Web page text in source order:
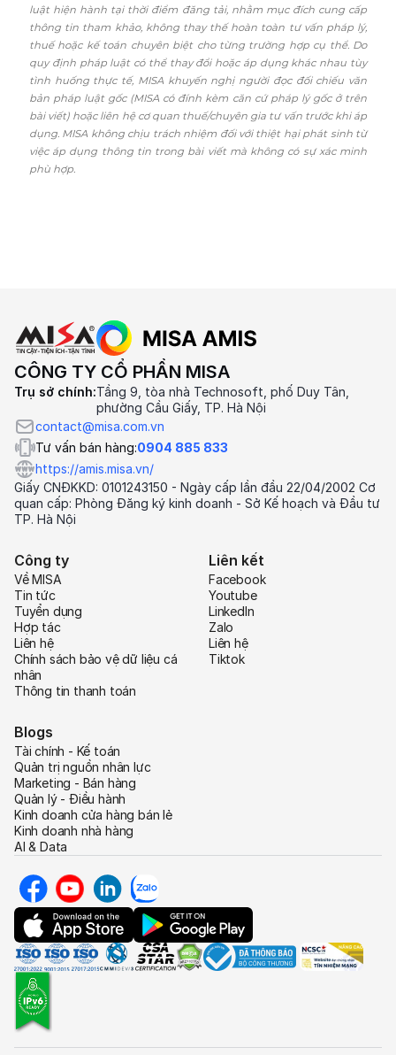
luật hiện hành tại thời điểm đăng tải, nhằm mục đích cung cấp
thông tin tham khảo, không thay thế hoàn toàn tư vấn pháp lý,
thuế hoặc kế toán chuyên biệt cho từng trường hợp cụ thể. Do
quy định pháp luật có thể thay đổi hoặc áp dụng khác nhau tùy
tình huống thực tế, MISA khuyến nghị người đọc đối chiếu văn
bản pháp luật gốc (MISA có đính kèm căn cứ pháp lý gốc ở trên
bài viết) hoặc liên hệ cơ quan thuế/chuyên gia tư vấn trước khi áp
dụng. MISA không chịu trách nhiệm đối với thiệt hại phát sinh từ
việc áp dụng thông tin trong bài viết mà không có sự xác minh
phù hợp.
CÔNG TY CỔ PHẦN MISA
Trụ sở chính:Tầng 9, tòa nhà Technosoft, phố Duy Tân,
phường Cầu Giấy, TP. Hà Nội
contact@misa.com.vn
Tư vấn bán hàng:0904 885 833
https://amis.misa.vn/
Giấy CNĐKKD: 0101243150 - Ngày cấp lần đầu 22/04/2002 Cơ
quan cấp: Phòng Đăng ký kinh doanh - Sở Kế hoạch và Đầu tư
TP. Hà Nội
Công ty
Về MISA
Tin tức
Tuyển dụng
Hợp tác
Liên hệ
Chính sách bảo vệ dữ liệu cá
nhân
Thông tin thanh toán
Liên kết
Facebook
Youtube
LinkedIn
Zalo
Liên hệ
Tiktok
Blogs
Tài chính - Kế toán
Quản trị nguồn nhân lực
Marketing - Bán hàng
Quản lý - Điều hành
Kinh doanh cửa hàng bán lẻ
Kinh doanh nhà hàng
AI & Data